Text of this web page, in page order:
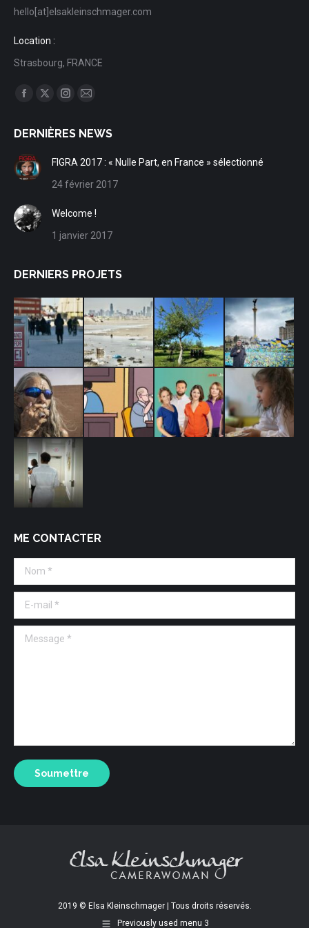
hello[at]elsakleinschmager.com
Location :
Strasbourg, FRANCE
Trouvez nous sur :
Facebook
opens
in
new
window
X
opens
window
Instagram
opens
window
Mail
opens
window
DERNIÈRES NEWS
FIGRA 2017 : « Nulle Part, en France » sélectionné
24 février 2017
Welcome !
1 janvier 2017
DERNIERS PROJETS
ME CONTACTER
Nom *
E-mail *
Message *
Soumettre
2019 © Elsa Kleinschmager | Tous droits réservés.
Previously used menu 3